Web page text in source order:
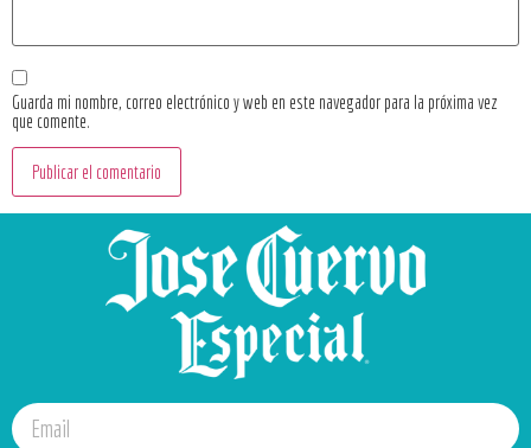
Guarda mi nombre, correo electrónico y web en este navegador para la próxima vez
que comente.